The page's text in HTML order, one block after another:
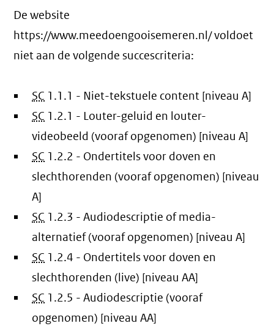
De website
https://www.meedoengooisemeren.nl/ voldoet
niet aan de volgende succescriteria:
SC 1.1.1 - Niet-tekstuele content [niveau A]
SC 1.2.1 - Louter-geluid en louter-
videobeeld (vooraf opgenomen) [niveau A]
SC 1.2.2 - Ondertitels voor doven en
slechthorenden (vooraf opgenomen) [niveau
A]
SC 1.2.3 - Audiodescriptie of media-
alternatief (vooraf opgenomen) [niveau A]
SC 1.2.4 - Ondertitels voor doven en
slechthorenden (live) [niveau AA]
SC 1.2.5 - Audiodescriptie (vooraf
opgenomen) [niveau AA]